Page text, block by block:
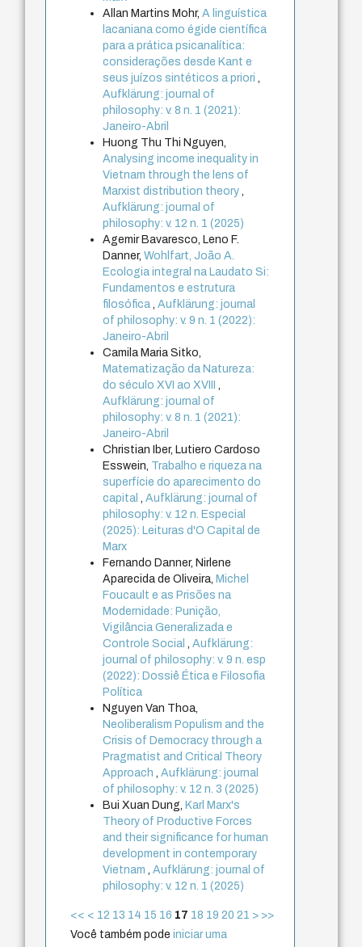
Allan Martins Mohr,A linguística
lacaniana como égide científica
para a prática psicanalítica:
considerações desde Kant e
seus juízos sintéticos a priori,
Aufklärung: journal of
philosophy: v. 8 n. 1 (2021):
Janeiro-Abril
Huong Thu Thi Nguyen,
Analysing income inequality in
Vietnam through the lens of
Marxist distribution theory,
Aufklärung: journal of
philosophy: v. 12 n. 1 (2025)
Agemir Bavaresco, Leno F.
Danner,Wohlfart, João A.
Ecologia integral na Laudato Si:
Fundamentos e estrutura
filosófica,Aufklärung: journal
of philosophy: v. 9 n. 1 (2022):
Janeiro-Abril
Camila Maria Sitko,
Matematização da Natureza:
do século XVI ao XVIII,
Aufklärung: journal of
philosophy: v. 8 n. 1 (2021):
Janeiro-Abril
Christian Iber, Lutiero Cardoso
Esswein, Trabalho e riqueza na
superfície do aparecimento do
capital,Aufklärung: journal of
philosophy: v. 12 n. Especial
(2025): Leituras d'O Capital de
Marx
Fernando Danner, Nirlene
Aparecida de Oliveira, Michel
Foucault e as Prisões na
Modernidade: Punição,
Vigilância Generalizada e
Controle Social,Aufklärung:
journal of philosophy: v. 9 n. esp
(2022): Dossiê Ética e Filosofia
Política
Nguyen Van Thoa,
Neoliberalism Populism and the
Crisis of Democracy through a
Pragmatist and Critical Theory
Approach,Aufklärung: journal
of philosophy: v. 12 n. 3 (2025)
Bui Xuan Dung, Karl Marx's
Theory of Productive Forces
and their significance for human
development in contemporary
Vietnam,Aufklärung: journal of
philosophy: v. 12 n. 1 (2025)
<< < 12 13 14 15 16 17 18 19 20 21 > >>
Você também podeiniciar uma